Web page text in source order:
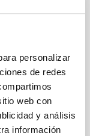
personalizar
de redes
web con
y análisis
información
nuevas
“Hemos
descrito
14:34:42